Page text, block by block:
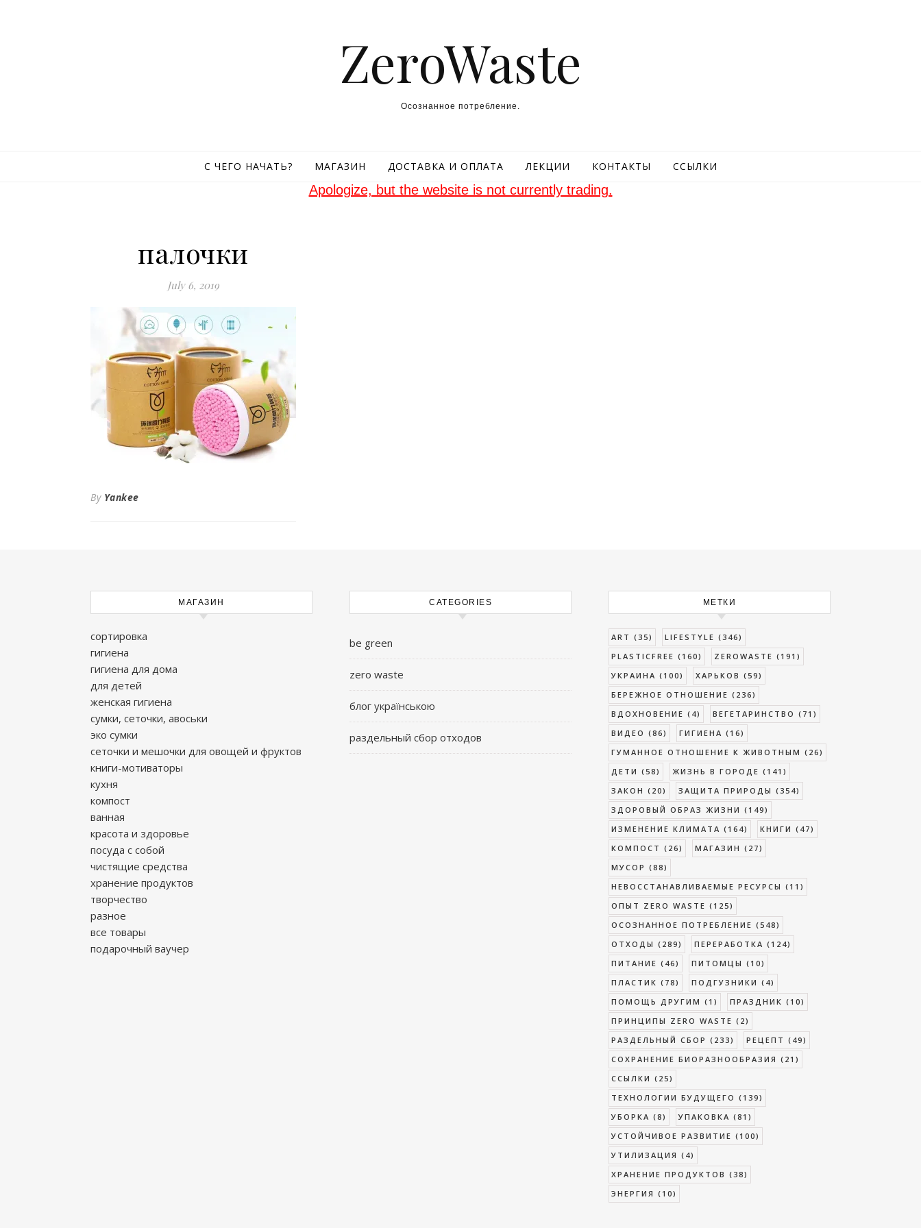
ZeroWaste
Осознанное потребление.
С ЧЕГО НАЧАТЬ? МАГАЗИН ДОСТАВКА И ОПЛАТА ЛЕКЦИИ КОНТАКТЫ ССЫЛКИ
Apologize, but the website is not currently trading.
палочки
July 6, 2019
By Yankee
МАГАЗИН
сортировка
гигиена
гигиена для дома
для детей
женская гигиена
сумки, сеточки, авоськи
эко сумки
сеточки и мешочки для овощей и фруктов
книги-мотиваторы
кухня
компост
ванная
красота и здоровье
посуда с собой
чистящие средства
хранение продуктов
творчество
разное
все товары
подарочный ваучер
CATEGORIES
be green
zero waste
блог українською
раздельный сбор отходов
МЕТКИ
ART (35) LIFESTYLE (346)
PLASTICFREE (160) ZEROWASTE (191)
УКРАИНА (100) ХАРЬКОВ (59)
БЕРЕЖНОЕ ОТНОШЕНИЕ (236)
ВДОХНОВЕНИЕ (4) ВЕГЕТАРИНСТВО (71)
ВИДЕО (86) ГИГИЕНА (16)
ГУМАННОЕ ОТНОШЕНИЕ К ЖИВОТНЫМ (26)
ДЕТИ (58) ЖИЗНЬ В ГОРОДЕ (141)
ЗАКОН (20) ЗАЩИТА ПРИРОДЫ (354)
ЗДОРОВЫЙ ОБРАЗ ЖИЗНИ (149)
ИЗМЕНЕНИЕ КЛИМАТА (164) КНИГИ (47)
КОМПОСТ (26) МАГАЗИН (27)
МУСОР (88)
НЕВОССТАНАВЛИВАЕМЫЕ РЕСУРСЫ (11)
ОПЫТ ZERO WASTE (125)
ОСОЗНАННОЕ ПОТРЕБЛЕНИЕ (548)
ОТХОДЫ (289) ПЕРЕРАБОТКА (124)
ПИТАНИЕ (46) ПИТОМЦЫ (10)
ПЛАСТИК (78) ПОДГУЗНИКИ (4)
ПОМОЩЬ ДРУГИМ (1) ПРАЗДНИК (10)
ПРИНЦИПЫ ZERO WASTE (2)
РАЗДЕЛЬНЫЙ СБОР (233) РЕЦЕПТ (49)
СОХРАНЕНИЕ БИОРАЗНООБРАЗИЯ (21)
ССЫЛКИ (25)
ТЕХНОЛОГИИ БУДУЩЕГО (139)
УБОРКА (8) УПАКОВКА (81)
УСТОЙЧИВОЕ РАЗВИТИЕ (100)
УТИЛИЗАЦИЯ (4)
ХРАНЕНИЕ ПРОДУКТОВ (38)
ЭНЕРГИЯ (10)